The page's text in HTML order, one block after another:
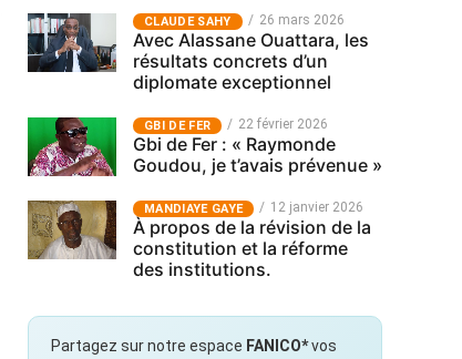
CLAUDE SAHY 26 mars 2026
Avec Alassane Ouattara, les
résultats concrets d’un
diplomate exceptionnel
GBI DE FER 22 février 2026
Gbi de Fer : « Raymonde
Goudou, je t’avais prévenue »
MANDIAYE GAYE 12 janvier 2026
À propos de la révision de la
constitution et la réforme
des institutions.
Partagez sur notre espace FANICO*vos